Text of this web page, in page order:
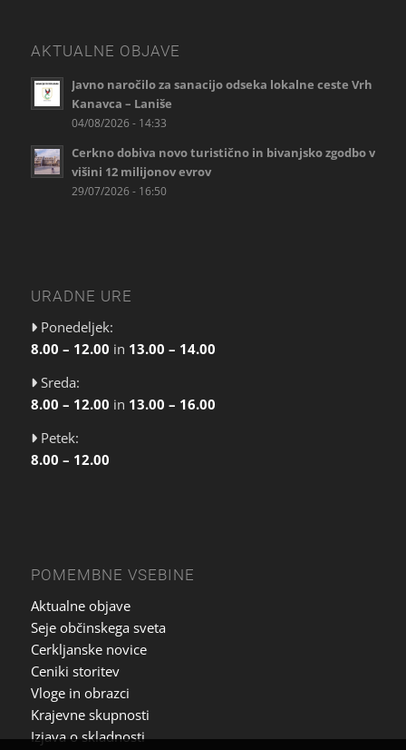
AKTUALNE OBJAVE
Javno naročilo za sanacijo odseka lokalne ceste Vrh
Kanavca – Laniše
04/08/2026 - 14:33
Cerkno dobiva novo turistično in bivanjsko zgodbo v
višini 12 milijonov evrov
29/07/2026 - 16:50
URADNE URE
Ponedeljek:
8.00 – 12.00 in 13.00 – 14.00
Sreda:
8.00 – 12.00 in 13.00 – 16.00
Petek:
8.00 – 12.00
POMEMBNE VSEBINE
Aktualne objave
Seje občinskega sveta
Cerkljanske novice
Ceniki storitev
Vloge in obrazci
Krajevne skupnosti
Izjava o skladnosti